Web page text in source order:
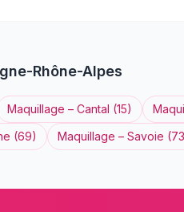
Rhône-Alpes
Maquillage – Cantal (15)
(69) Maquillage – Savoie (73